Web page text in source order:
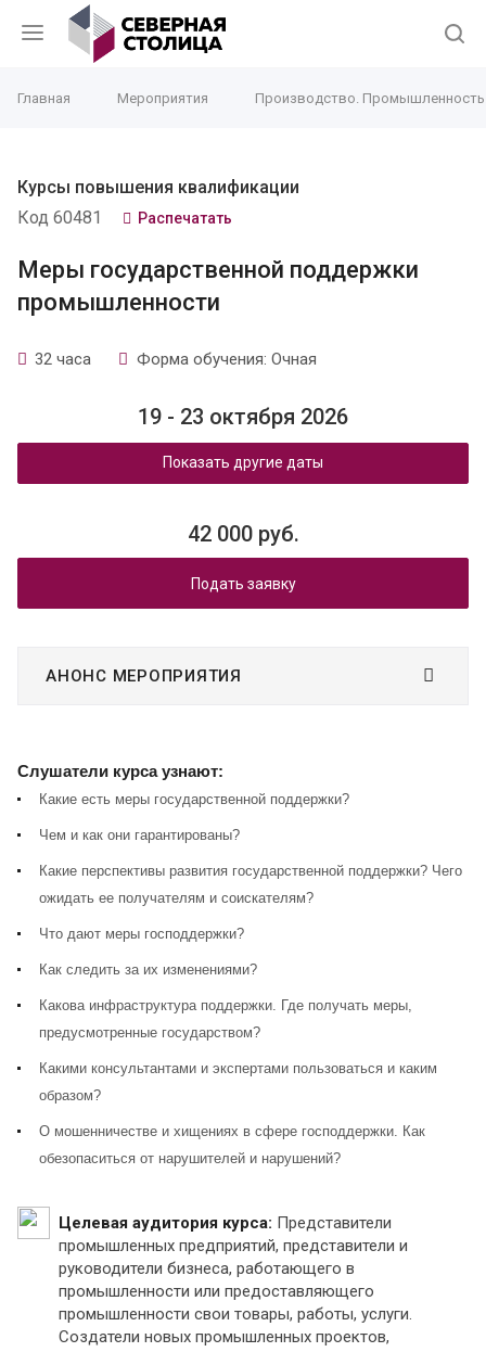
Главная Мероприятия Производство.
Курсы повышения квалификации
Код 60481
Распечатать
Меры государственной поддержки
промышленности
32 часа Форма обучения: Очная
19 - 23 октября 2026
Показать другие даты
42 000 руб.
Подать заявку
АНОНС МЕРОПРИЯТИЯ
Слушатели курса узнают:
Какие есть меры государственной поддержки?
Чем и как они гарантированы?
Какие перспективы развития государственной поддержки? Чего
ожидать ее получателям и соискателям?
Что дают меры господдержки?
Как следить за их изменениями?
Какова инфраструктура поддержки. Где получать меры,
предусмотренные государством?
Какими консультантами и экспертами пользоваться и каким
образом?
О мошенничестве и хищениях в сфере господдержки. Как
обезопаситься от нарушителей и нарушений?
Целевая аудитория курса: Представители
промышленных предприятий, представители и
руководители бизнеса, работающего в
промышленности или предоставляющего
промышленности свои товары, работы, услуги.
Создатели новых промышленных проектов,